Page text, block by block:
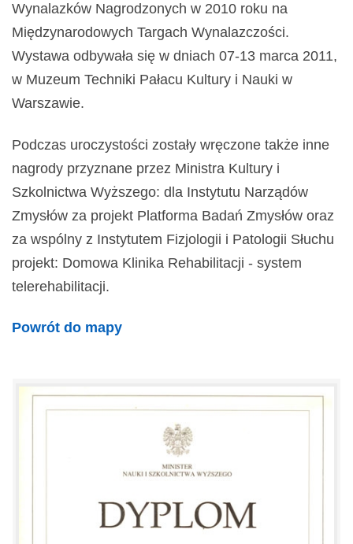
Wynalazków Nagrodzonych w 2010 roku na
Międzynarodowych Targach Wynalazczości.
Wystawa odbywała się w dniach 07-13 marca 2011,
w Muzeum Techniki Pałacu Kultury i Nauki w
Warszawie.
Podczas uroczystości zostały wręczone także inne
nagrody przyznane przez Ministra Kultury i
Szkolnictwa Wyższego: dla Instytutu Narządów
Zmysłów za projekt Platforma Badań Zmysłów oraz
za wspólny z Instytutem Fizjologii i Patologii Słuchu
projekt: Domowa Klinika Rehabilitacji - system
telerehabilitacji.
Powrót do mapy